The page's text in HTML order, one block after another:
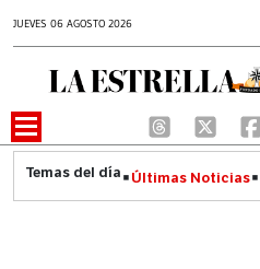
JUEVES 06 AGOSTO 2026
Últimas Noticias